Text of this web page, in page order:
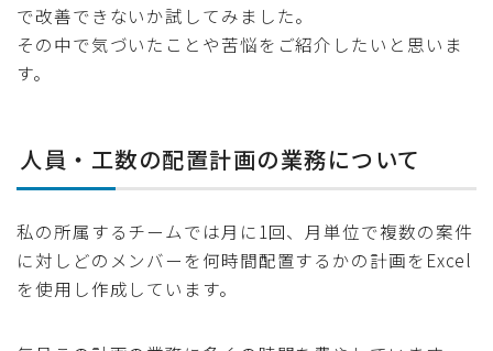
で改善できないか試してみました。
その中で気づいたことや苦悩をご紹介したいと思いま
す。
人員・工数の配置計画の業務について
私の所属するチームでは月に1回、月単位で複数の案件
に対しどのメンバーを何時間配置するかの計画をExcel
を使用し作成しています。